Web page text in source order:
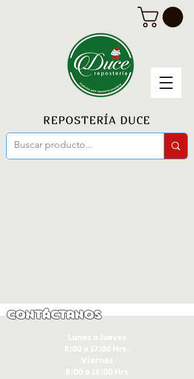
REPOSTERÍA DUCE
Contáctanos
Lunes a Jueves
8:00 a 17:00 Hrs.
Viernes
8:00 a 16:00 Hrs​